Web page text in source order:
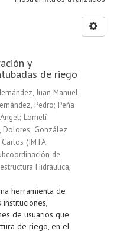
y
de riego
Juan Manuel;
Pedro; Peña
; Lomelí
Dolores; González
Carlos (IMTA.
de
Hidráulica,
herramienta de
de usuarios que
de riego, en el